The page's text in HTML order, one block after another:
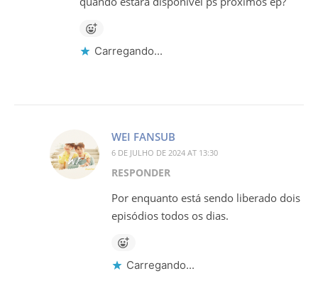
Carregando...
WEI FANSUB
6 DE JULHO DE 2024 AT 13:30
RESPONDER
Por enquanto está sendo liberado dois
episódios todos os dias.
Carregando...